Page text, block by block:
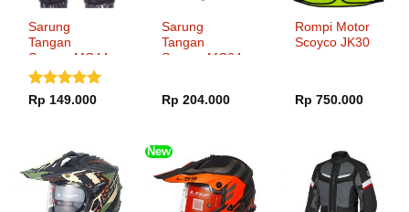
Sarung
Tangan
Scoyco MC44
Dinilai5
Rp 149.000
Sarung
Tangan
Scoyco MC64-
Rp 204.000
Rompi Motor
Scoyco JK30
Rp 750.000
New